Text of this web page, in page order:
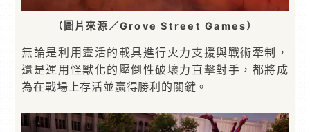
（圖片來源／Grove Street Games）
無論是利用靈活的載具進行火力支援與戰術牽制，
還是運用怪獸化的壓倒性破壞力直擊對手，都將成
為在戰場上存活並贏得勝利的關鍵。